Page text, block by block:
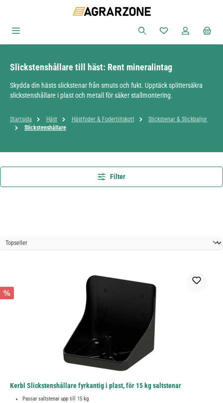
Du har 0 objekt i
Slickstenshållare till häst: Rent mineralintag
Skydda din hästs slickstenar från smuts och fukt. Upptäck splittersäkra
slickstenshållare i plast och metall för säker stallmontering.
Startsida Häst Hästfoder & Fodertillskott
Slickstenar & Slickbaljor
Slickstenshållare
Filter
%
Kerbl Slickstenshållare fyrkantig i plast, för 15 kg saltstenar
Passar saltstenar upp till 15 kg